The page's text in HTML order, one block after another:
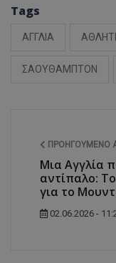
Tags
ΑΓΓΛΙΑ
ΣΑΟΥΘΑΜΠΤΟΝ
ΠΡΟΗΓΟΎΜΕΝΟ
Μια Αγγλία
αντίπαλο:
για το
02.06.2026 -